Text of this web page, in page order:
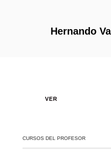
Hernando
VER
CURSOS DEL PROFESOR